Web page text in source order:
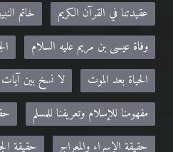
عقيدتنا في القرآن الكريم
خاتم
وفاة عيسى بن مريم عليه السلام
الحياة بعد الموت
لا نسخ بين آيات
مفهومنا للإسلام وتعريفنا للمسلم
حقيقة الإسراء والمعراج
حقيقة